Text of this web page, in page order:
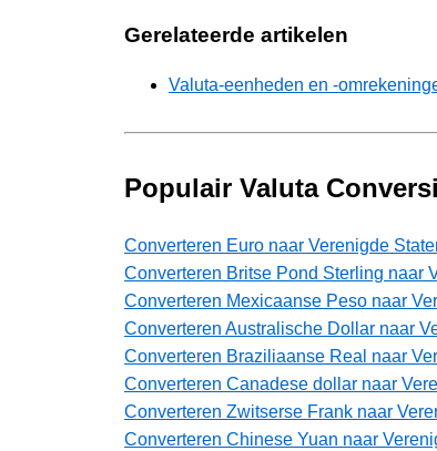
Gerelateerde artikelen
Valuta-eenheden en -
Populair Valuta
Converteren Euro naar Verenigde
Converteren Britse Pond Sterling naar
Converteren Mexicaanse Peso naar
Converteren Australische Dollar naar
Converteren Braziliaanse Real naar
Converteren Canadese dollar naar
Converteren Zwitserse Frank naar
Converteren Chinese Yuan naar